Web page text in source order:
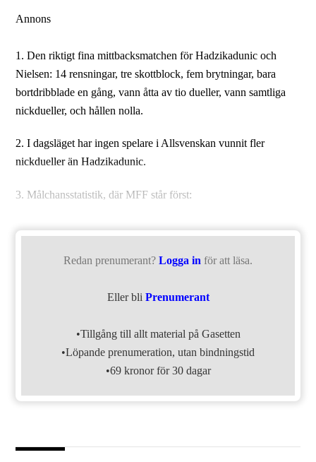
Annons
1. Den riktigt fina mittbacksmatchen för Hadzikadunic och
Nielsen: 14 rensningar, tre skottblock, fem brytningar, bara
bortdribblade en gång, vann åtta av tio dueller, vann samtliga
nickdueller, och hållen nolla.
2. I dagsläget har ingen spelare i Allsvenskan vunnit fler
nickdueller än Hadzikadunic.
3. Målchansstatistik, där MFF står först:
Redan prenumerant? Logga in för att läsa.
Eller bli Prenumerant
•Tillgång till allt material på Gasetten
•Löpande prenumeration, utan bindningstid
•69 kronor för 30 dagar